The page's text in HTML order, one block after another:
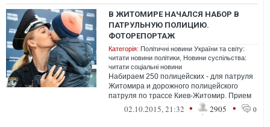
В ЖИТОМИРЕ НАЧАЛСЯ НАБОР В
ПАТРУЛЬНУЮ ПОЛИЦИЮ.
ФОТОРЕПОРТАЖ
Категорія: Політичні новини України та світу:
читати новини політики Новини суспільства:
читати соціальні новини
Набираем 250 полицейских - для патруля
Житомира и дорожного полицейского
патруля по трассе Киев-Житомир. Прием
конкурсных заявок до 23 октября. Затем ...
02.10.2015, 21:32 • 2905 • 0